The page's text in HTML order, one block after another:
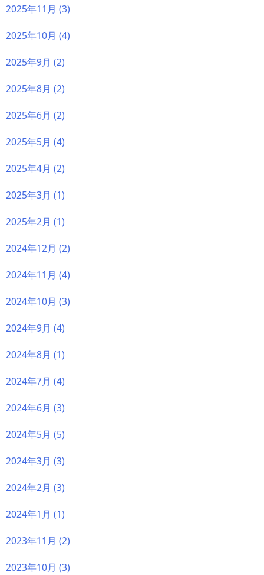
2025年11月 (3)
2025年10月 (4)
2025年9月 (2)
2025年8月 (2)
2025年6月 (2)
2025年5月 (4)
2025年4月 (2)
2025年3月 (1)
2025年2月 (1)
2024年12月 (2)
2024年11月 (4)
2024年10月 (3)
2024年9月 (4)
2024年8月 (1)
2024年7月 (4)
2024年6月 (3)
2024年5月 (5)
2024年3月 (3)
2024年2月 (3)
2024年1月 (1)
2023年11月 (2)
2023年10月 (3)